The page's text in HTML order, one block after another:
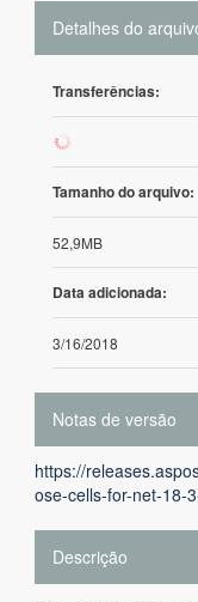
Detalhes do
Transferências:
206
Tamanho do arquivo:
52,9MB
Data adicionada:
3/16/2018
Notas de versão
https://
ose-cells-for-net-18-
Descrição